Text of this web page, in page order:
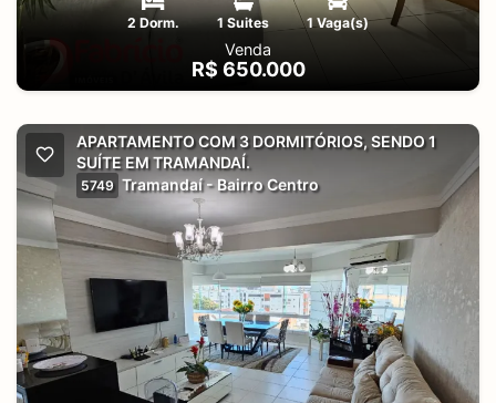
2 Dorm. 1 Suites 1 Vaga(s)
Venda
R$ 650.000
APARTAMENTO COM 3 DORMITÓRIOS, SENDO 1
SUÍTE EM TRAMANDAÍ.
5749 Tramandaí - Bairro Centro